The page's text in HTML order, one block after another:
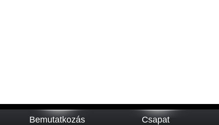
Bemutatkozás Csapat